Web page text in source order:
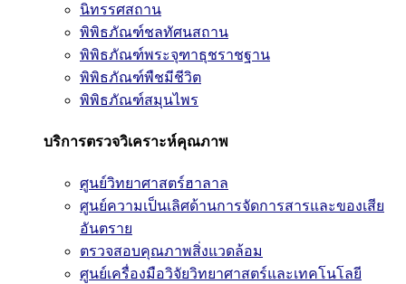
นิทรรศสถาน
พิพิธภัณฑ์ชลทัศนสถาน
พิพิธภัณฑ์พระจุฑาธุชราชฐาน
พิพิธภัณฑ์พืชมีชีวิต
พิพิธภัณฑ์สมุนไพร
บริการตรวจวิเคราะห์คุณภาพ
ศูนย์วิทยาศาสตร์ฮาลาล
ศูนย์ความเป็นเลิศด้านการจัดการสารและของเสีย
อันตราย
ตรวจสอบคุณภาพสิ่งแวดล้อม
ศูนย์เครื่องมือวิจัยวิทยาศาสตร์และเทคโนโลยี